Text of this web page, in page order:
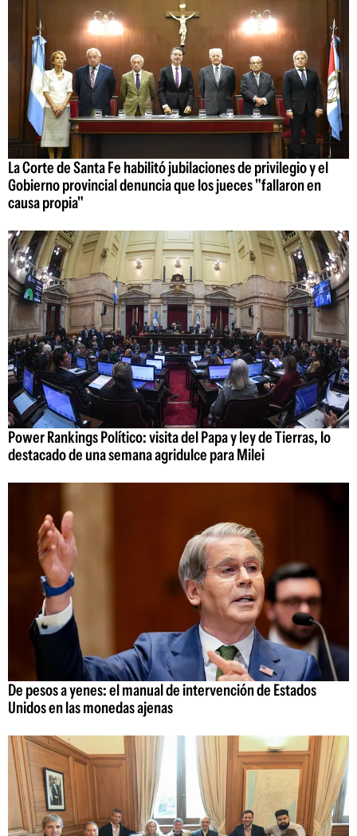
La Corte de Santa Fe habilitó jubilaciones de privilegio y el
Gobierno provincial denuncia que los jueces "fallaron en
causa propia"
Power Rankings Político: visita del Papa y ley de Tierras, lo
destacado de una semana agridulce para Milei
De pesos a yenes: el manual de intervención de Estados
Unidos en las monedas ajenas